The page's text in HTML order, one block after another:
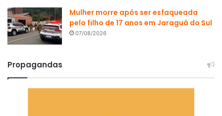
Mulher morre após ser esfaqueada
pelo filho de 17 anos em Jaraguá do Sul
07/08/2026
Propagandas